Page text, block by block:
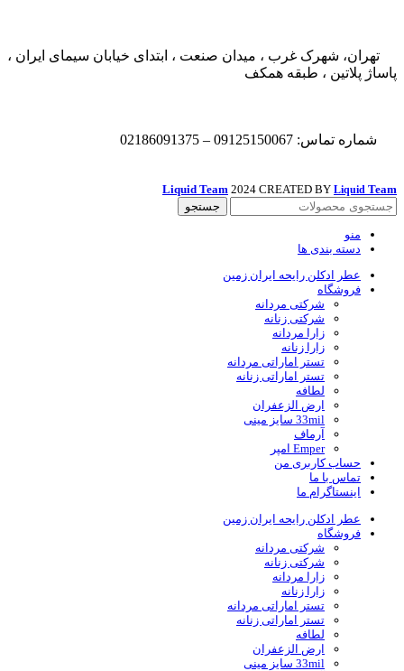
تهران، شهرک غرب ، میدان صنعت ، ابتدای خیابان سیمای ایران ،
پاساژ پلاتین ، طبقه همکف
شماره تماس: 09125150067 – 02186091375
Liquid Team 2024 CREATED BY Liquid Team
جستجو
منو
دسته بندی ها
عطر ادکلن رایحه ایران زمین
فروشگاه
شرکتی مردانه
شرکتی زنانه
زارا مردانه
زارا زنانه
تستر اماراتی مردانه
تستر اماراتی زنانه
لطافه
ارض الزعفران
33mil سایز مینی
آرماف
Emper امپر
حساب کاربری من
تماس با ما
اینستاگرام ما
عطر ادکلن رایحه ایران زمین
فروشگاه
شرکتی مردانه
شرکتی زنانه
زارا مردانه
زارا زنانه
تستر اماراتی مردانه
تستر اماراتی زنانه
لطافه
ارض الزعفران
33mil سایز مینی